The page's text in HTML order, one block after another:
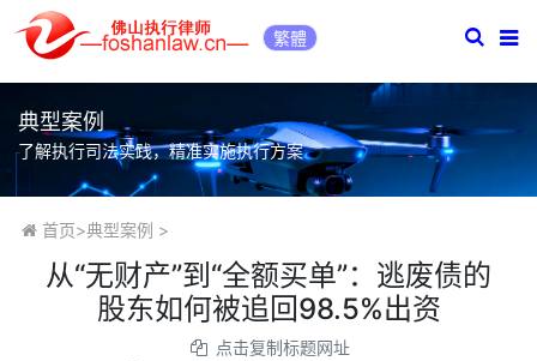
繁體
典型案例
了解执行司法实践，精准实施执行方案
首页>典型案例 >
从“无财产”到“全额买单”：逃废债的
股东如何被追回98.5%出资
点击复制标题网址